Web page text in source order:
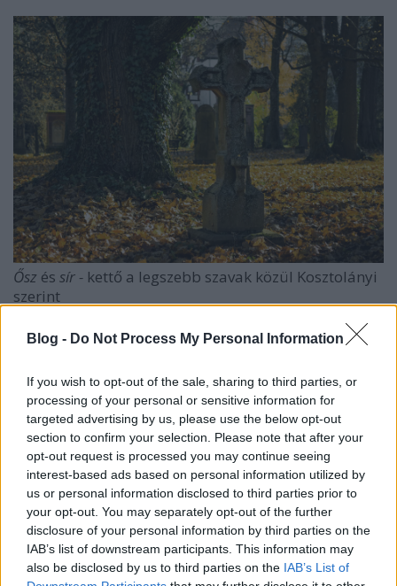
Blog - Do Not Process My Personal Information
If you wish to opt-out of the sale, sharing to third parties, or
processing of your personal or sensitive information for
targeted advertising by us, please use the below opt-out
section to confirm your selection. Please note that after your
opt-out request is processed you may continue seeing
interest-based ads based on personal information utilized by
us or personal information disclosed to third parties prior to
your opt-out. You may separately opt-out of the further
disclosure of your personal information by third parties on the
IAB’s list of downstream participants. This information may
also be disclosed by us to third parties on the IAB’s List of
Ősz és sír - kettő a legszebb szavak közül Kosztolányi
szerint
Fülescímű hetilapunk 1957-ben körkérdéssel fordult
olvasóihoz, melyik a tíz legszebb magyar szó. A 160
levélíró 1600 szójavaslatából 493 egyezett. A
szerkesztőség ezekből önkényesen a következőket
válogatta ki: csend, csillag, fény, gyöngy, illat, könny,
lomb, szelíd, szellő, tündér. A válogatás szempontjai
közel állnak Kosztolányi szemléletéhez.